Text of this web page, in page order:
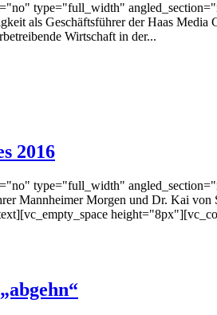
type="full_width"
als Geschäftsführer der Haas
Wirtschaft in der...
2016
type="full_width"
Mannheimer Morgen und Dr. Kai